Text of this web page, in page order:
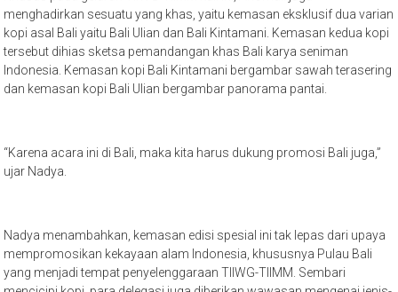
menghadirkan sesuatu yang khas, yaitu kemasan eksklusif dua varian
kopi asal Bali yaitu Bali Ulian dan Bali Kintamani. Kemasan kedua kopi
tersebut dihias sketsa pemandangan khas Bali karya seniman
Indonesia. Kemasan kopi Bali Kintamani bergambar sawah terasering
dan kemasan kopi Bali Ulian bergambar panorama pantai.
“Karena acara ini di Bali, maka kita harus dukung promosi Bali juga,”
ujar Nadya.
Nadya menambahkan, kemasan edisi spesial ini tak lepas dari upaya
mempromosikan kekayaan alam Indonesia, khususnya Pulau Bali
yang menjadi tempat penyelenggaraan TIIWG-TIIMM. Sembari